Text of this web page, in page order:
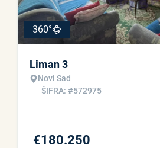
360°
Liman 3
Novi Sad
ŠIFRA: #572975
€180.250